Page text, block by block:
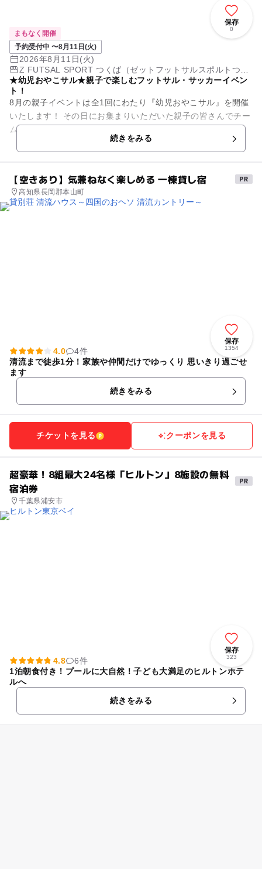
保存
0
まもなく開催
予約受付中 〜8月11日(火)
2026年8月11日(火)
Z FUTSAL SPORT つくば（ゼットフットサルスポルトつく
ば）
★幼児おやこサル★親子で楽しむフットサル・サッカーイベン
ト！
8月の親子イベントは全1回にわたり『幼児おやこサル』を開催
いたします！ その日にお集まりいただいた親子の皆さんでチー
ム分けを行い、 時間いっぱいフットサル/サッカーの試合をお
続きをみる
【空きあり】気兼ねなく楽しめる 一棟貸し宿
高知県長岡郡本山町
保存
1354
4.0
4件
清流まで徒歩1分！家族や仲間だけでゆっくり 思いきり過ごせ
ます
続きをみる
チケットを見る クーポンを見る
超豪華！8組最大24名様「ヒルトン」8施設の無料
宿泊券
千葉県浦安市
保存
323
4.8
6件
1泊朝食付き！プールに大自然！子ども大満足のヒルトンホテ
ルへ
続きをみる